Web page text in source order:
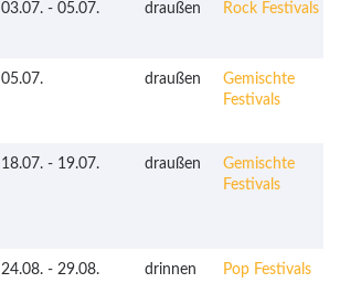
03.07. - 05.07. draußen Rock Festivals
05.07. draußen
Gemischte
Festivals
18.07. - 19.07. draußen
Gemischte
Festivals
24.08. - 29.08. drinnen Pop Festivals